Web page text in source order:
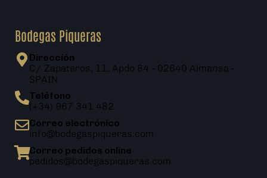
Bodegas Piqueras
Dirección
C/ Zapateros, 11, Apdo 84 - 02640 Almansa -
SPAIN
Teléfono
(+34) 967 341 482
Correo electrónico
info@bodegaspiqueras.com
Correo pedidos online
pedidos@bodegaspiqueras.com